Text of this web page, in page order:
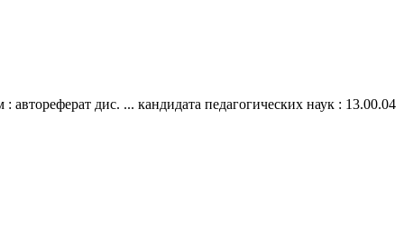
дис. ... кандидата педагогических наук : 13.00.04